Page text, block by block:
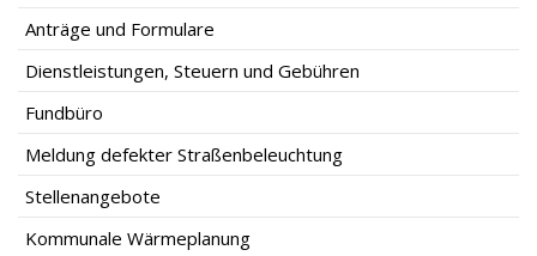
Anträge und Formulare
Dienstleistungen, Steuern und Gebühren
Fundbüro
Meldung defekter Straßenbeleuchtung
Stellenangebote
Kommunale Wärmeplanung